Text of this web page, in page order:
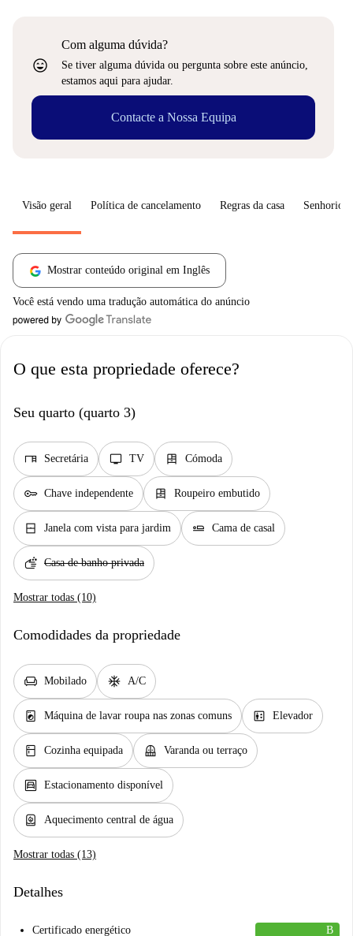
sentiment_very_satisfied
Com alguma dúvida?
Se tiver alguma dúvida ou pergunta sobre este anúncio,
estamos aqui para ajudar.
Contacte a Nossa Equipa
Visão geral Política de cancelamento Regras da casa Senhorio
Mostrar conteúdo original em Inglês
Você está vendo uma tradução automática do anúncio
O que esta propriedade oferece?
Seu quarto (quarto 3)
desk Secretária tv TV dresser Cómoda
key Chave independente dresser Roupeiro embutido
window_closed Janela com vista para jardim airline_seat_flat Cama de casal
soap Casa de banho privada
Mostrar todas (10)
Comodidades da propriedade
chair Mobilado ac_unit A/C
local_laundry_service Máquina de lavar roupa nas zonas comuns elevator Elevador
kitchen Cozinha equipada balcony Varanda ou terraço
garage Estacionamento disponível
water_heater Aquecimento central de água
Mostrar todas (13)
Detalhes
Certificado energético
B